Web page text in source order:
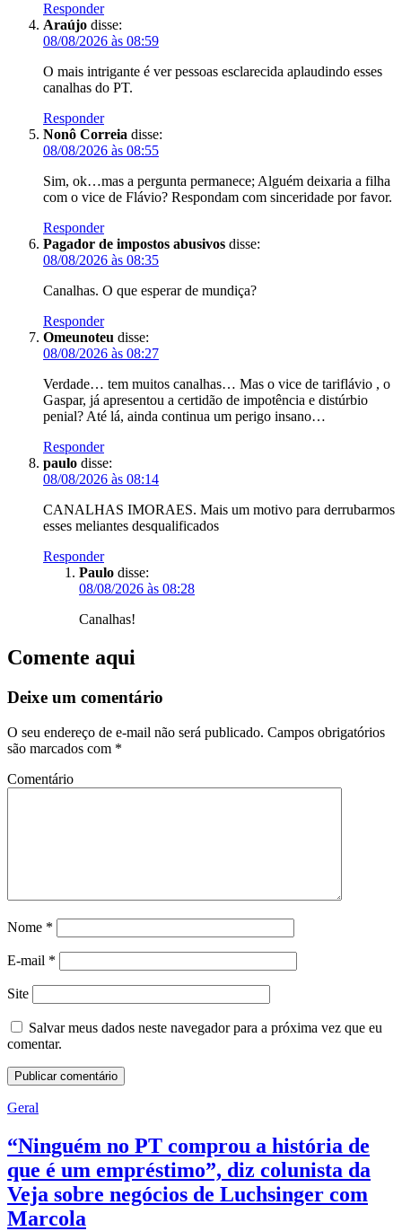
Responder
Araújo disse:
08/08/2026 às 08:59
O mais intrigante é ver pessoas esclarecida aplaudindo esses
canalhas do PT.
Responder
Nonô Correia disse:
08/08/2026 às 08:55
Sim, ok…mas a pergunta permanece; Alguém deixaria a filha
com o vice de Flávio? Respondam com sinceridade por favor.
Responder
Pagador de impostos abusivos disse:
08/08/2026 às 08:35
Canalhas. O que esperar de mundiça?
Responder
Omeunoteu disse:
08/08/2026 às 08:27
Verdade… tem muitos canalhas… Mas o vice de tariflávio , o
Gaspar, já apresentou a certidão de impotência e distúrbio
penial? Até lá, ainda continua um perigo insano…
Responder
paulo disse:
08/08/2026 às 08:14
CANALHAS IMORAES. Mais um motivo para derrubarmos
esses meliantes desqualificados
Responder
Paulo disse:
08/08/2026 às 08:28
Canalhas!
Comente aqui
Deixe um comentário
O seu endereço de e-mail não será publicado. Campos obrigatórios
são marcados com *
Comentário
Nome *
E-mail *
Site
Salvar meus dados neste navegador para a próxima vez que eu
comentar.
Geral
“Ninguém no PT comprou a história de
que é um empréstimo”, diz colunista da
Veja sobre negócios de Luchsinger com
Marcola